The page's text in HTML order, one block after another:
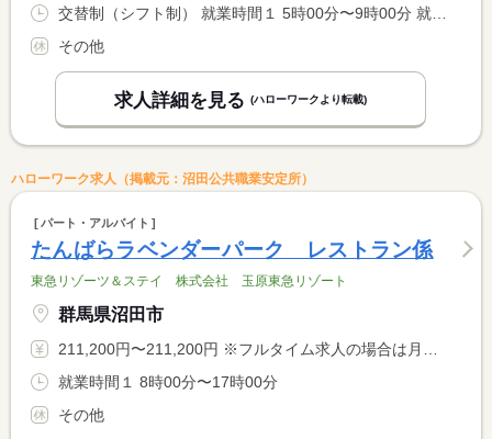
交替制（シフト制） 就業時間１ 5時00分〜9時00分 就業時間２ 9時00分〜13時00分 就業時間３ 13時00分〜17時00分 就業時間に関する特記事項 （４）１７：００〜２０：００（５）２０：００〜２４：００ <BR> （１）〜（４）の時間帯は１８歳未満も就労可能です。 <BR> 固定勤務も相談に応じます。
その他
求人詳細を見る (ハローワークより転載)
ハローワーク求人（掲載元：沼田公共職業安定所）
パート・アルバイト
たんばらラベンダーパーク レストラン係
東急リゾーツ＆ステイ 株式会社 玉原東急リゾート
群馬県沼田市
211,200円〜211,200円 ※フルタイム求人の場合は月額（換算額）、パート求人の場合は時間額を表示しています。
就業時間１ 8時00分〜17時00分
その他